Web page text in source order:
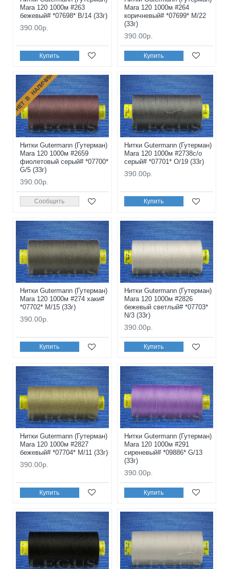
Mara 120 1000м #263
бежевый# *07698* B/14 (33г)
390.00р.
Купить
Mara 120 1000м #264
коричневый# *07699* M/22
(33г)
390.00р.
Купить
НЕТ В НАЛИЧИИ
Нитки Gutermann (Гутерман)
Mara 120 1000м #2659
фиолетовый серый# *07700*
G/5 (33г)
390.00р.
Сообщить
Нитки Gutermann (Гутерман)
Mara 120 1000м #2738с/о
серый# *07701* O/19 (33г)
390.00р.
Купить
Нитки Gutermann (Гутерман)
Mara 120 1000м #274 хаки#
*07702* M/15 (33г)
390.00р.
Купить
Нитки Gutermann (Гутерман)
Mara 120 1000м #2826
бежевый светлый# *07703*
N/3 (33г)
390.00р.
Купить
Нитки Gutermann (Гутерман)
Mara 120 1000м #2827
бежевый# *07704* M/11 (33г)
390.00р.
Купить
Нитки Gutermann (Гутерман)
Mara 120 1000м #291
сиреневый# *09886* G/13
(33г)
390.00р.
Купить